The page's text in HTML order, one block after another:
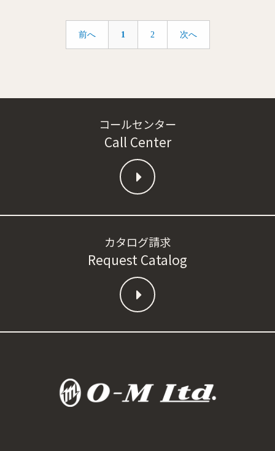
前へ 1 2 次へ
コールセンター
Call Center
カタログ請求
Request Catalog